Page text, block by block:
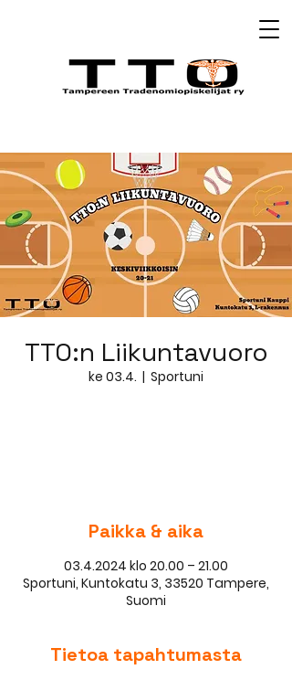
TTO:n Liikuntavuoro
ke 03.4.
  |
Sportuni
Paikka & aika
03.4.2024 klo 20.00 – 21.00
Sportuni, Kuntokatu 3, 33520 Tampere,
Suomi
Tietoa tapahtumasta